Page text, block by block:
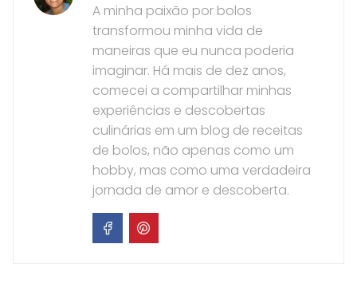
A minha paixão por bolos
transformou minha vida de
maneiras que eu nunca poderia
imaginar. Há mais de dez anos,
comecei a compartilhar minhas
experiências e descobertas
culinárias em um blog de receitas
de bolos, não apenas como um
hobby, mas como uma verdadeira
jornada de amor e descoberta.